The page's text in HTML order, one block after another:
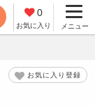
メニュー
0
お気に入り
お気に入り登録